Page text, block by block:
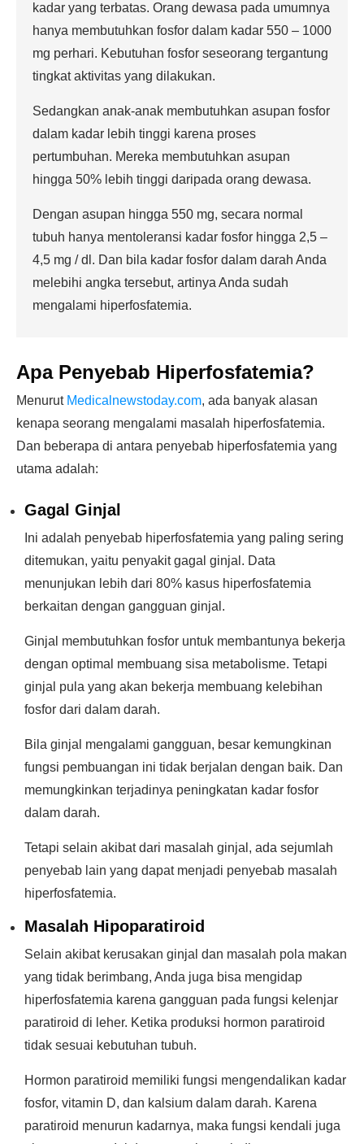
kadar yang terbatas. Orang dewasa pada umumnya
hanya membutuhkan fosfor dalam kadar 550 – 1000
mg perhari. Kebutuhan fosfor seseorang tergantung
tingkat aktivitas yang dilakukan.
Sedangkan anak-anak membutuhkan asupan fosfor
dalam kadar lebih tinggi karena proses
pertumbuhan. Mereka membutuhkan asupan
hingga 50% lebih tinggi daripada orang dewasa.
Dengan asupan hingga 550 mg, secara normal
tubuh hanya mentoleransi kadar fosfor hingga 2,5 –
4,5 mg / dl. Dan bila kadar fosfor dalam darah Anda
melebihi angka tersebut, artinya Anda sudah
mengalami hiperfosfatemia.
Apa Penyebab Hiperfosfatemia?
Menurut Medicalnewstoday.com, ada banyak alasan
kenapa seorang mengalami masalah hiperfosfatemia.
Dan beberapa di antara penyebab hiperfosfatemia yang
utama adalah:
Gagal Ginjal
Ini adalah penyebab hiperfosfatemia yang paling sering
ditemukan, yaitu penyakit gagal ginjal. Data
menunjukan lebih dari 80% kasus hiperfosfatemia
berkaitan dengan gangguan ginjal.
Ginjal membutuhkan fosfor untuk membantunya bekerja
dengan optimal membuang sisa metabolisme. Tetapi
ginjal pula yang akan bekerja membuang kelebihan
fosfor dari dalam darah.
Bila ginjal mengalami gangguan, besar kemungkinan
fungsi pembuangan ini tidak berjalan dengan baik. Dan
memungkinkan terjadinya peningkatan kadar fosfor
dalam darah.
Tetapi selain akibat dari masalah ginjal, ada sejumlah
penyebab lain yang dapat menjadi penyebab masalah
hiperfosfatemia.
Masalah Hipoparatiroid
Selain akibat kerusakan ginjal dan masalah pola makan
yang tidak berimbang, Anda juga bisa mengidap
hiperfosfatemia karena gangguan pada fungsi kelenjar
paratiroid di leher. Ketika produksi hormon paratiroid
tidak sesuai kebutuhan tubuh.
Hormon paratiroid memiliki fungsi mengendalikan kadar
fosfor, vitamin D, dan kalsium dalam darah. Karena
paratiroid menurun kadarnya, maka fungsi kendali juga